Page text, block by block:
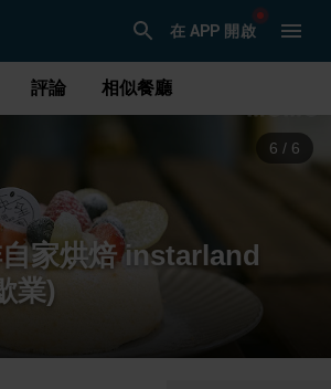
在 APP 開啟
評論 相似餐廳
6 / 6
家烘焙 instarland
業)